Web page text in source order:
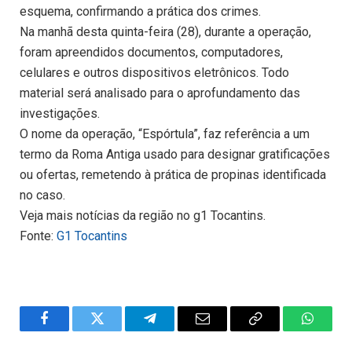
esquema, confirmando a prática dos crimes.
Na manhã desta quinta-feira (28), durante a operação,
foram apreendidos documentos, computadores,
celulares e outros dispositivos eletrônicos. Todo
material será analisado para o aprofundamento das
investigações.
O nome da operação, “Espórtula”, faz referência a um
termo da Roma Antiga usado para designar gratificações
ou ofertas, remetendo à prática de propinas identificada
no caso.
Veja mais notícias da região no g1 Tocantins.
Fonte: G1 Tocantins
FacebookTwitter TelegramEmail Copy